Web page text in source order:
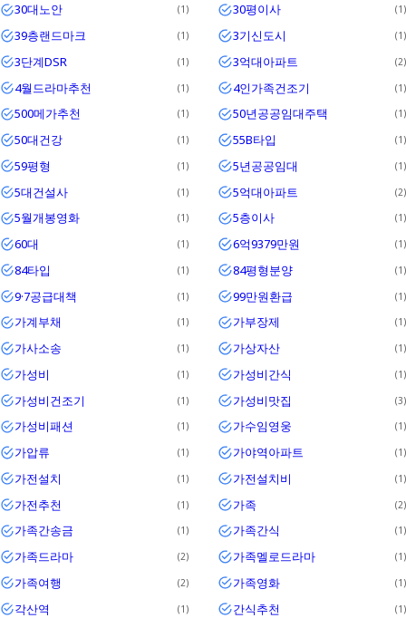
30대노안 1 30평이사 1
39층랜드마크 1 3기신도시 1
3단계DSR 1 3억대아파트 2
4월드라마추천 1 4인가족건조기 1
500메가추천 1 50년공공임대주택 1
50대건강 1 55B타입 1
59평형 1 5년공공임대 1
5대건설사 1 5억대아파트 2
5월개봉영화 1 5층이사 1
60대 1 6억9379만원 1
84타입 1 84평형분양 1
9·7공급대책 1 99만원환급 1
가계부채 1 가부장제 1
가사소송 1 가상자산 1
가성비 1 가성비간식 1
가성비건조기 1 가성비맛집 3
가성비패션 1 가수임영웅 1
가압류 1 가야역아파트 1
가전설치 1 가전설치비 1
가전추천 1 가족 2
가족간송금 1 가족간식 1
가족드라마 2 가족멜로드라마 1
가족여행 2 가족영화 1
각산역 1 간식추천 1